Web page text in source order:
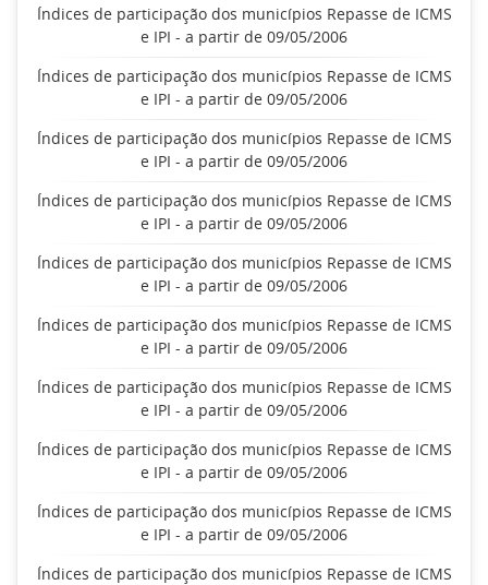
Índices de participação dos municípios Repasse de ICMS
e IPI - a partir de 09/05/2006
Índices de participação dos municípios Repasse de ICMS
e IPI - a partir de 09/05/2006
Índices de participação dos municípios Repasse de ICMS
e IPI - a partir de 09/05/2006
Índices de participação dos municípios Repasse de ICMS
e IPI - a partir de 09/05/2006
Índices de participação dos municípios Repasse de ICMS
e IPI - a partir de 09/05/2006
Índices de participação dos municípios Repasse de ICMS
e IPI - a partir de 09/05/2006
Índices de participação dos municípios Repasse de ICMS
e IPI - a partir de 09/05/2006
Índices de participação dos municípios Repasse de ICMS
e IPI - a partir de 09/05/2006
Índices de participação dos municípios Repasse de ICMS
e IPI - a partir de 09/05/2006
Índices de participação dos municípios Repasse de ICMS